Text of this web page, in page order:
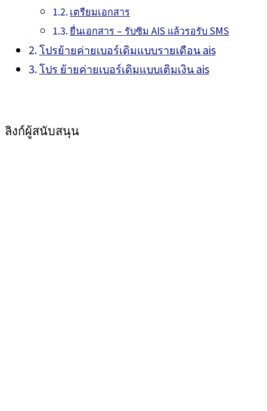
เตรียมเอกสาร
ยื่นเอกสาร – รับซิม AIS แล้วรอรับ SMS
โปรย้ายค่ายเบอร์เดิมแบบรายเดือน ais
โปร ย้ายค่ายเบอร์เดิมแบบเติมเงิน ais
ลิงก์ผู้สนับสนุน